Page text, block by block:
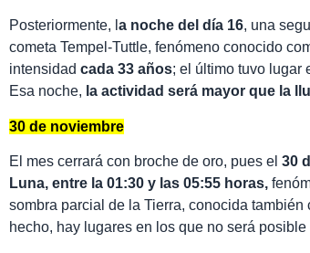
Posteriormente, l a noche del día 16, una
cometa Tempel-Tuttle, fenómeno conocido
intensidad cada 33 años; el último tuvo lugar
Esa noche, la actividad será mayor que la
30 de noviembre
El mes cerrará con broche de oro, pues el 30
Luna, entre la 01:30 y las 05:55 horas,
sombra parcial de la Tierra, conocida
hecho, hay lugares en los que no será posible